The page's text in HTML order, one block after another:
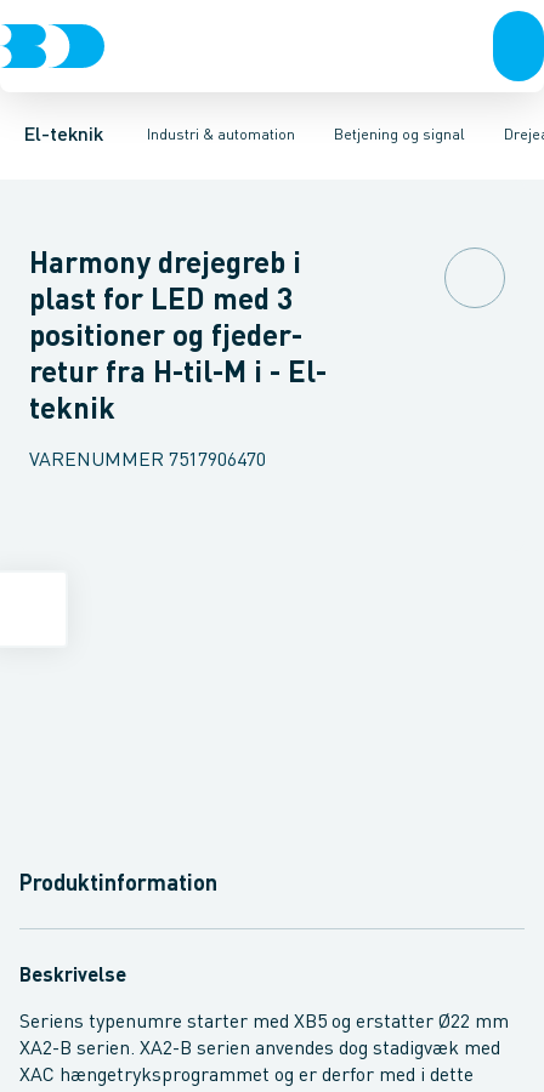
El-teknik Industri & automation
Afbrydere, stikkontakter & lampeudtagForgreningsmateriel
Betjening og signal
Industristiksystemer Frekvensomformere og softstartere
TrykknaphovedLystårn element, optiskTilslutningsmodul
Harmony drejegreb i
plast for LED med 3
positioner og fjeder-
retur fra H-til-M i - El-
teknik
VARENUMMER 7517906470
Produktinformation
Beskrivelse
Seriens typenumre starter med XB5 og erstatter Ø22 mm
XA2-B serien. XA2-B serien anvendes dog stadigvæk med
XAC hængetryksprogrammet og er derfor med i dette